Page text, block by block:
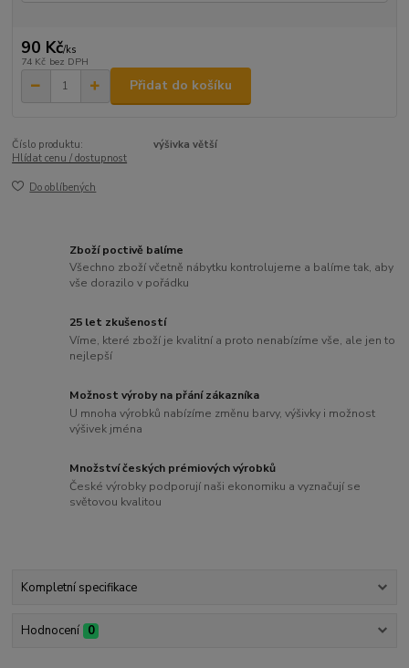
90 Kč/ks
74 Kč bez DPH
Přidat do košíku
Číslo produktu:
výšivka větší
Hlídat cenu / dostupnost
Do oblíbených
Zboží poctivě balíme
Všechno zboží včetně nábytku kontrolujeme a balíme tak, aby
vše dorazilo v pořádku
25 let zkušeností
Víme, které zboží je kvalitní a proto nenabízíme vše, ale jen to
nejlepší
Možnost výroby na přání zákazníka
U mnoha výrobků nabízíme změnu barvy, výšivky i možnost
výšivek jména
Množství českých prémiových výrobků
České výrobky podporují naši ekonomiku a vyznačují se
světovou kvalitou
Kompletní specifikace
Hodnocení 0